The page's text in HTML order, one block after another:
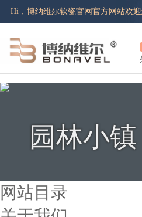
Hi，博纳维尔软瓷官网官方网站欢迎
园林小镇
网站目录